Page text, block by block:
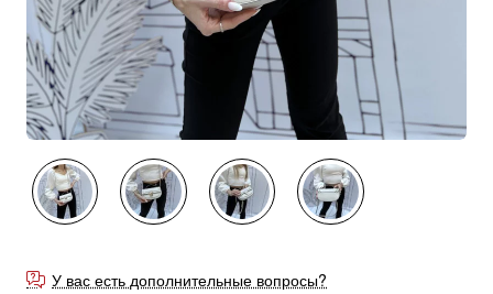
У вас есть дополнительные вопросы?